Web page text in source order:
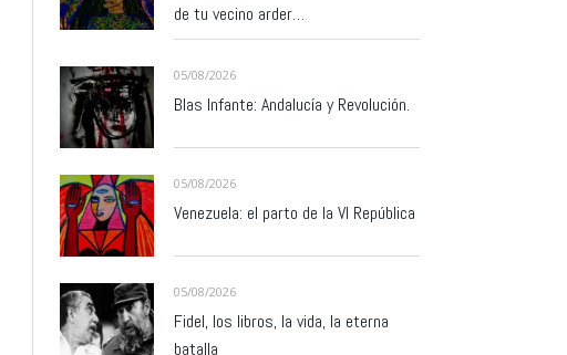
de tu vecino arder…
05/08/2026
Blas Infante: Andalucía y Revolución.
05/08/2026
Venezuela: el parto de la VI República
05/08/2026
Fidel, los libros, la vida, la eterna
batalla